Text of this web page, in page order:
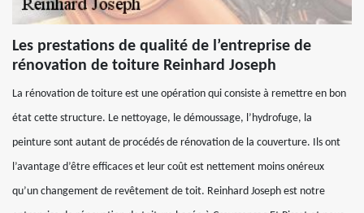
Les prestations de qualité de l’entreprise de
rénovation de toiture Reinhard Joseph
La rénovation de toiture est une opération qui consiste à remettre en bon
état cette structure. Le nettoyage, le démoussage, l’hydrofuge, la
peinture sont autant de procédés de rénovation de la couverture. Ils ont
l’avantage d’être efficaces et leur coût est nettement moins onéreux
qu’un changement de revêtement de toit. Reinhard Joseph est notre